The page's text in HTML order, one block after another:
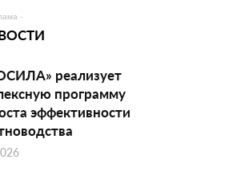
-
реализует
программу
эффективности